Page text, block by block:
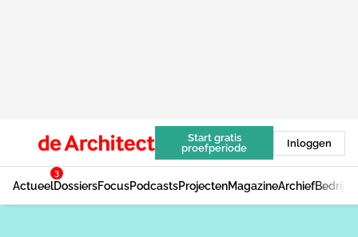
Start gratis
proefperiode
Inloggen
Actueel
3
DossiersFocusPodcastsProjectenMagazineArchief